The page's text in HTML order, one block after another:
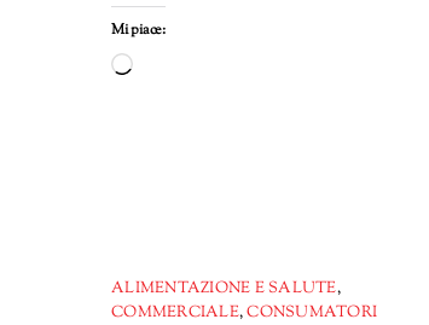
Mi piace:
Caricamento
ALIMENTAZIONE E SALUTE,
COMMERCIALE,CONSUMATORI